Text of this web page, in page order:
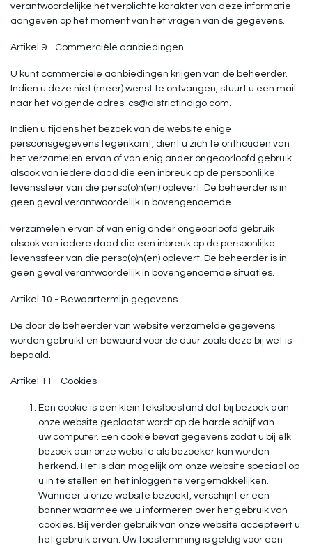
verantwoordelijke het verplichte karakter van deze informatie
aangeven op het moment van het vragen van de gegevens.
Artikel 9 - Commerciële aanbiedingen
U kunt commerciële aanbiedingen krijgen van de beheerder.
Indien u deze niet (meer) wenst te ontvangen, stuurt u een mail
naar het volgende adres: cs@districtindigo.com
Indien u tijdens het bezoek van de website enige
persoonsgegevens tegenkomt, dient u zich te onthouden van
het verzamelen ervan of van enig ander ongeoorloofd gebruik
alsook van iedere daad die een inbreuk op de persoonlijke
levenssfeer van die perso(o)n(en) oplevert. De beheerder is in
geen geval verantwoordelijk in bovengenoemde
verzamelen ervan of van enig ander ongeoorloofd gebruik
alsook van iedere daad die een inbreuk op de persoonlijke
levenssfeer van die perso(o)n(en) oplevert. De beheerder is in
geen geval verantwoordelijk in bovengenoemde situaties.
Artikel 10 - Bewaartermijn gegevens
De door de beheerder van website verzamelde gegevens
worden gebruikt en bewaard voor de duur zoals deze bij wet is
bepaald.
Artikel 11 - Cookies
Een cookie is een klein tekstbestand dat bij bezoek aan
onze website geplaatst wordt op de harde schijf van
uw computer. Een cookie bevat gegevens zodat u bij elk
bezoek aan onze website als bezoeker kan worden
herkend. Het is dan mogelijk om onze website speciaal op
u in te stellen en het inloggen te vergemakkelijken.
Wanneer u onze website bezoekt, verschijnt er een
banner waarmee we u informeren over het gebruik van
cookies. Bij verder gebruik van onze website accepteert u
het gebruik ervan. Uw toestemming is geldig voor een